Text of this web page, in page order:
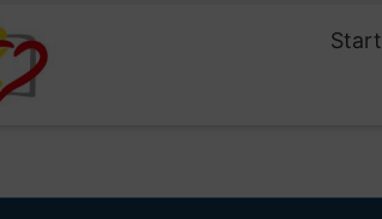
Start